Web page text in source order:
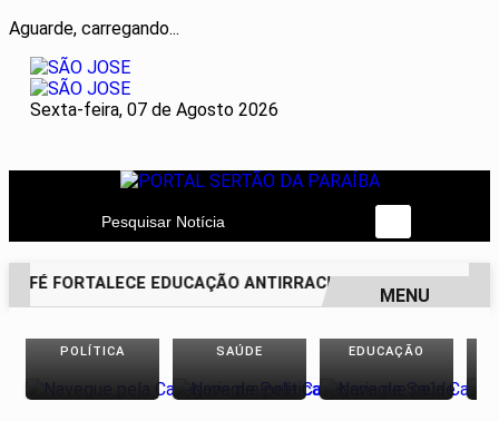
Aguarde, carregando...
Sexta-feira, 07 de Agosto 2026
Pesquisar Notícia
FÉ FORTALECE EDUCAÇÃO ANTIRRACISTA DESDE A
EM ALTA
MENU
POLÍTICA SAÚDE EDUCAÇÃO